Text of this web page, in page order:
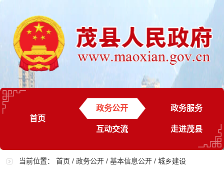
首页
政务公开 政务服务
互动交流 走进茂县
当前位置：首页 /政务公开 /基本信息公开 /城乡建设